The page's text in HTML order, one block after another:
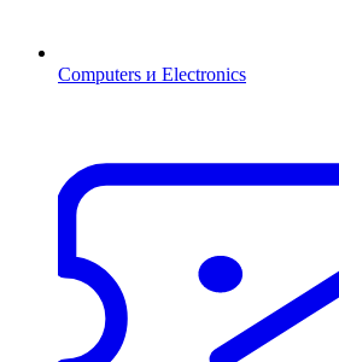
Computers и Electronics